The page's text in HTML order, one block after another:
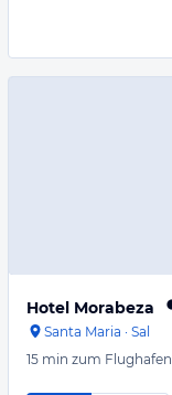
Hotel Morabeza
Santa Maria · Sal
15 min zum Flughafen